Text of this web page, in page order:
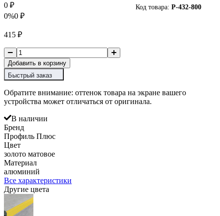
Код товара: P-432-800
0 ₽
0%0 ₽
415 ₽
Добавить в корзину
Быстрый заказ
Обратите внимание: оттенок товара на экране вашего
устройства может отличаться от оригинала.
В наличии
Бренд
Профиль Плюс
Цвет
золото матовое
Материал
алюминий
Все характеристики
Другие цвета